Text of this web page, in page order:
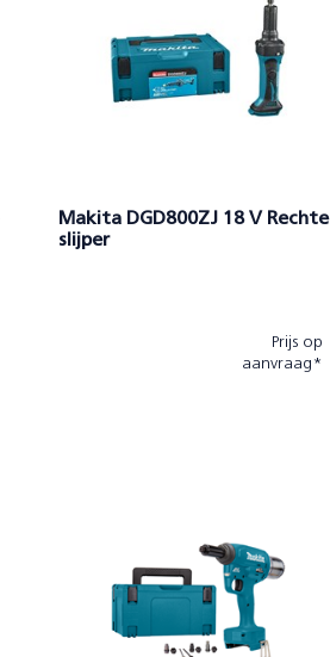
Makita DGD800ZJ 18 V Rechte
slijper
Prijs op
aanvraag*